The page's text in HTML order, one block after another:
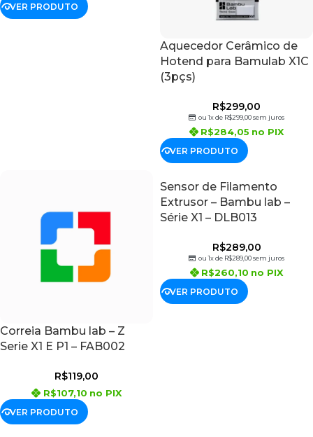
VER PRODUTO
Aquecedor Cerâmico de
Hotend para Bamulab X1C
(3pçs)
R$299,00
ou 1x de R$299,00sem juros
R$284,05 no PIX
VER PRODUTO
Correia Bambu lab – Z
Serie X1 E P1 – FAB002
R$119,00
R$107,10 no PIX
VER PRODUTO
Sensor de Filamento
Extrusor – Bambu lab –
Série X1 – DLB013
R$289,00
ou 1x de R$289,00sem juros
R$260,10 no PIX
VER PRODUTO